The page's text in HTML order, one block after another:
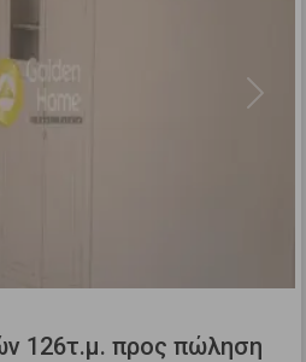
Next
126τ.μ. προς πώληση